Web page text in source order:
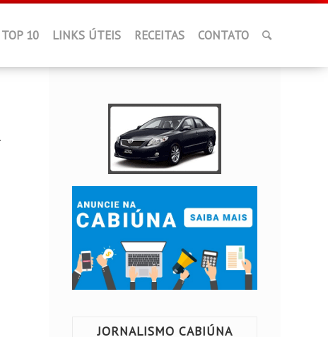
TOP 10 LINKS ÚTEIS RECEITAS CONTATO
JORNALISMO CABIÚNA